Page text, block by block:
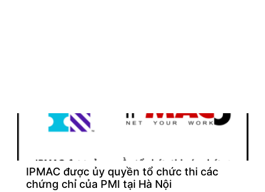
IPMAC được ủy quyền tổ chức thi các
chứng chỉ của PMI tại Hà Nội